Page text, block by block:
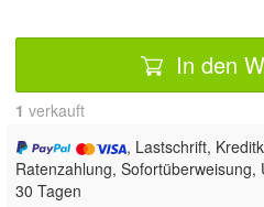
In den
1 verkauft
, Lastschrift,
Ratenzahlung,
30 Tagen